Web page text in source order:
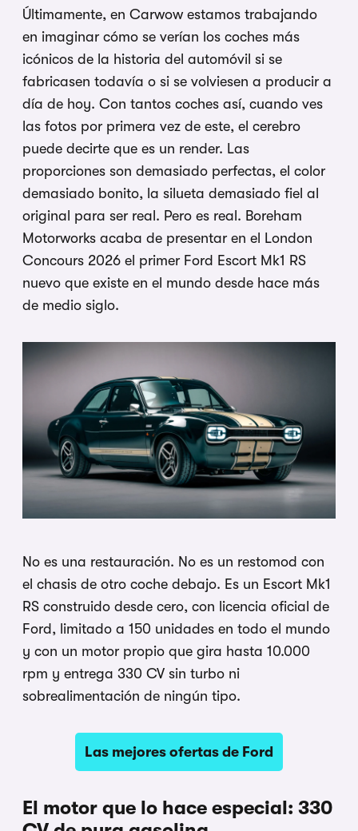
Últimamente, en Carwow estamos trabajando
en imaginar cómo se verían los coches más
icónicos de la historia del automóvil si se
fabricasen todavía o si se volviesen a producir a
día de hoy. Con tantos coches así, cuando ves
las fotos por primera vez de este, el cerebro
puede decirte que es un render. Las
proporciones son demasiado perfectas, el color
demasiado bonito, la silueta demasiado fiel al
original para ser real. Pero es real. Boreham
Motorworks acaba de presentar en el London
Concours 2026 el primer Ford Escort Mk1 RS
nuevo que existe en el mundo desde hace más
de medio siglo.
No es una restauración. No es un restomod con
el chasis de otro coche debajo. Es un Escort Mk1
RS construido desde cero, con licencia oficial de
Ford, limitado a 150 unidades en todo el mundo
y con un motor propio que gira hasta 10.000
rpm y entrega 330 CV sin turbo ni
sobrealimentación de ningún tipo.
Las mejores ofertas de Ford
El motor que lo hace especial: 330